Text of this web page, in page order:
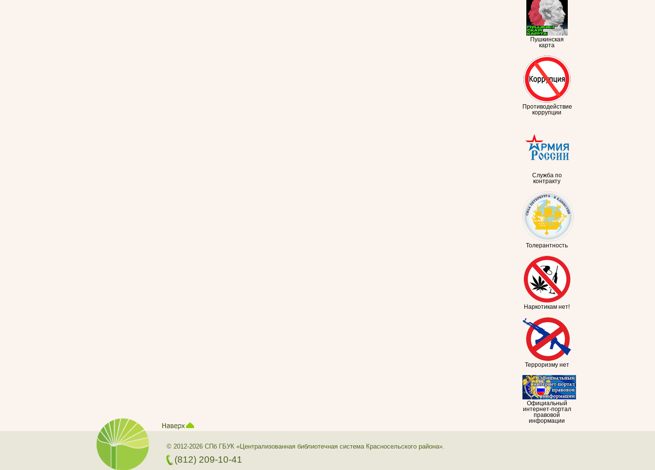
Пушкинская
карта
Противодействие
коррупции
Служба по
контракту
Толерантность
Наркотикам нет!
Терроризму нет
Официальный
интернет-портал
правовой
информации
© 2012-2026 СПб ГБУК «Централизованная библиотечная система Красносельского района».
(812) 209-10-41